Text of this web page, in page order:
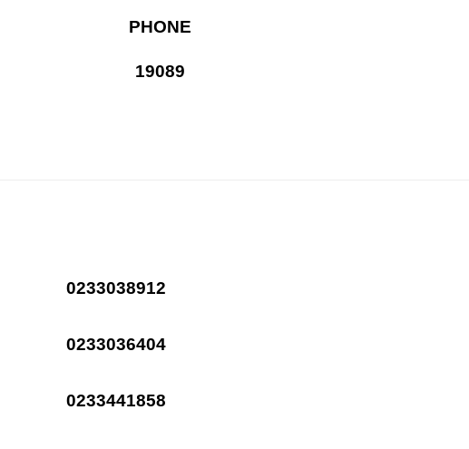
PHONE
19089
0233038912
0233036404
0233441858